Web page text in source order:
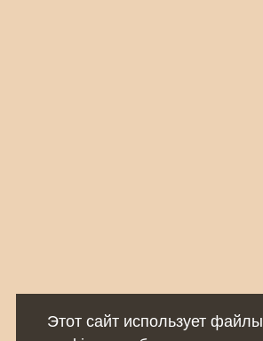
Этот сайт использует файлы